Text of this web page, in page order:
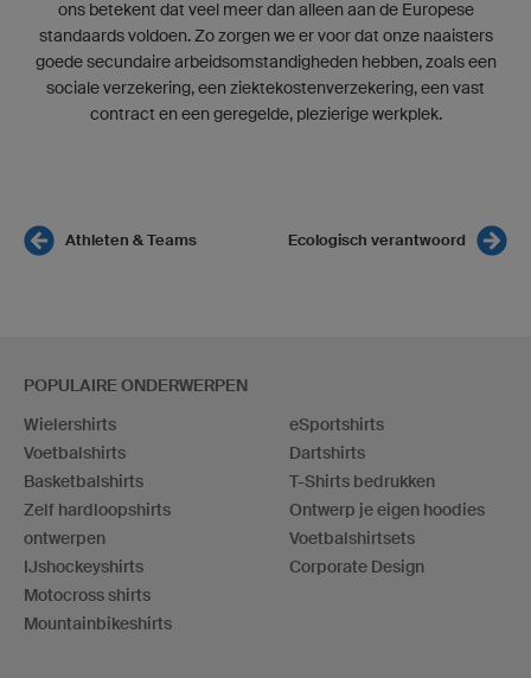
ons betekent dat veel meer dan alleen aan de Europese
standaards voldoen. Zo zorgen we er voor dat onze naaisters
goede secundaire arbeidsomstandigheden hebben, zoals een
sociale verzekering, een ziektekostenverzekering, een vast
contract en een geregelde, plezierige werkplek.
Athleten & Teams Ecologisch verantwoord
POPULAIRE ONDERWERPEN
Wielershirts
Voetbalshirts
Basketbalshirts
Zelf hardloopshirts
ontwerpen
IJshockeyshirts
Motocross shirts
Mountainbikeshirts
eSportshirts
Dartshirts
T-Shirts bedrukken
Ontwerp je eigen hoodies
Voetbalshirtsets
Corporate Design